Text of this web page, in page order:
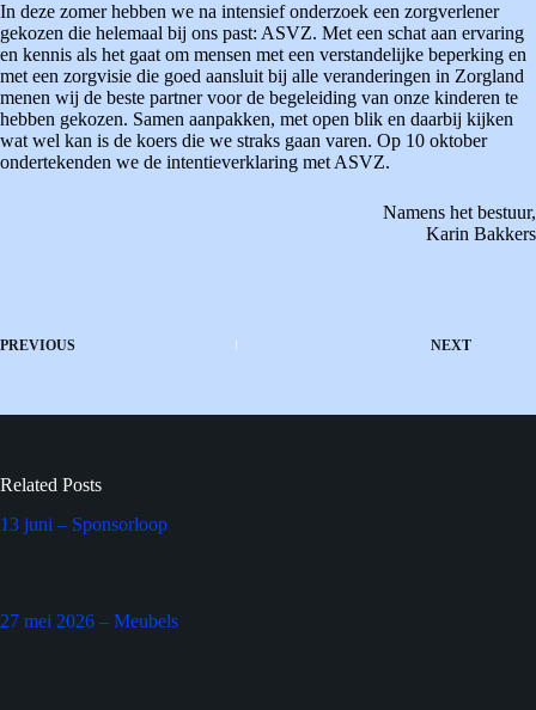
In deze zomer hebben we na intensief onderzoek een zorgverlener
gekozen die helemaal bij ons past: ASVZ. Met een schat aan ervaring
en kennis als het gaat om mensen met een verstandelijke beperking en
met een zorgvisie die goed aansluit bij alle veranderingen in Zorgland
menen wij de beste partner voor de begeleiding van onze kinderen te
hebben gekozen. Samen aanpakken, met open blik en daarbij kijken
wat wel kan is de koers die we straks gaan varen. Op 10 oktober
ondertekenden we de intentieverklaring met ASVZ.
Namens het bestuur,
Karin Bakkers
PREVIOUS NEXT
Related Posts
13 juni – Sponsorloop
27 mei 2026 – Meubels